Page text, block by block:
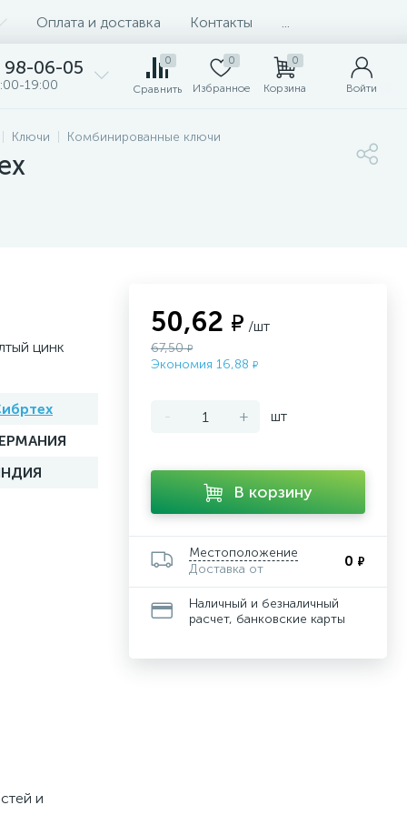
Оплата и доставка Контакты
98-06-05
19:00
0
Сравнить
0
Избранное
0
Корзина Войти
Ключи Комбинированные ключи
цинк
и
50,62 ₽ /шт
67,50₽
Экономия 16,88 ₽
- + шт
В корзину
Местоположение
Доставка от
0 ₽
Наличный и безналичный
расчет, банковские карты